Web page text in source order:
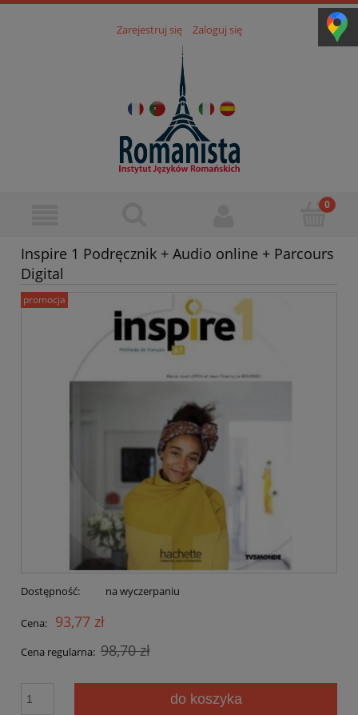
Zarejestruj się Zaloguj się
Inspire 1 Podręcznik + Audio online + Parcours
Digital
promocja
Dostępność: na wyczerpaniu
Cena: 93,77 zł
Cena regularna: 98,70 zł
do koszyka